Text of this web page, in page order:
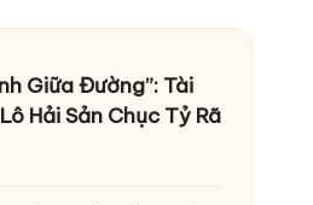
Giữa Đường”: Tài
Hải Sản Chục Tỷ Rã